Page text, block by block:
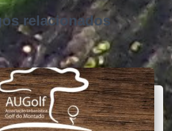
relacionados